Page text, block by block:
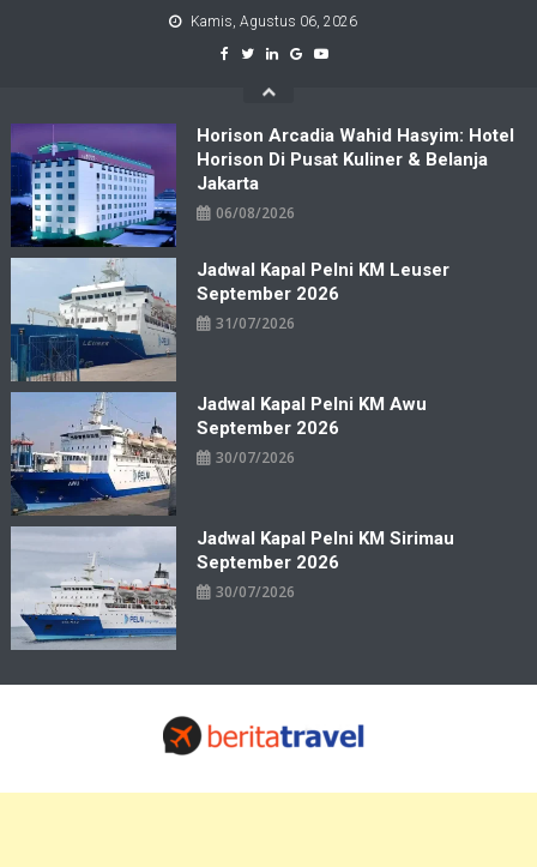
Kamis, Agustus 06, 2026
Horison Arcadia Wahid Hasyim: Hotel
Horison Di Pusat Kuliner & Belanja
Jakarta
06/08/2026
Jadwal Kapal Pelni KM Leuser
September 2026
31/07/2026
Jadwal Kapal Pelni KM Awu
September 2026
30/07/2026
Jadwal Kapal Pelni KM Sirimau
September 2026
30/07/2026
Travelbiz